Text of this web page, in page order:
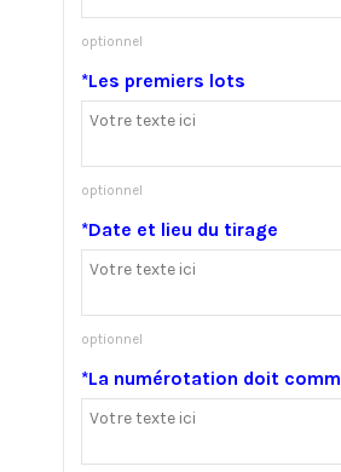
optionnel
*Les premiers lots
optionnel
*Date et lieu du tirage
optionnel
*La numérotation doit